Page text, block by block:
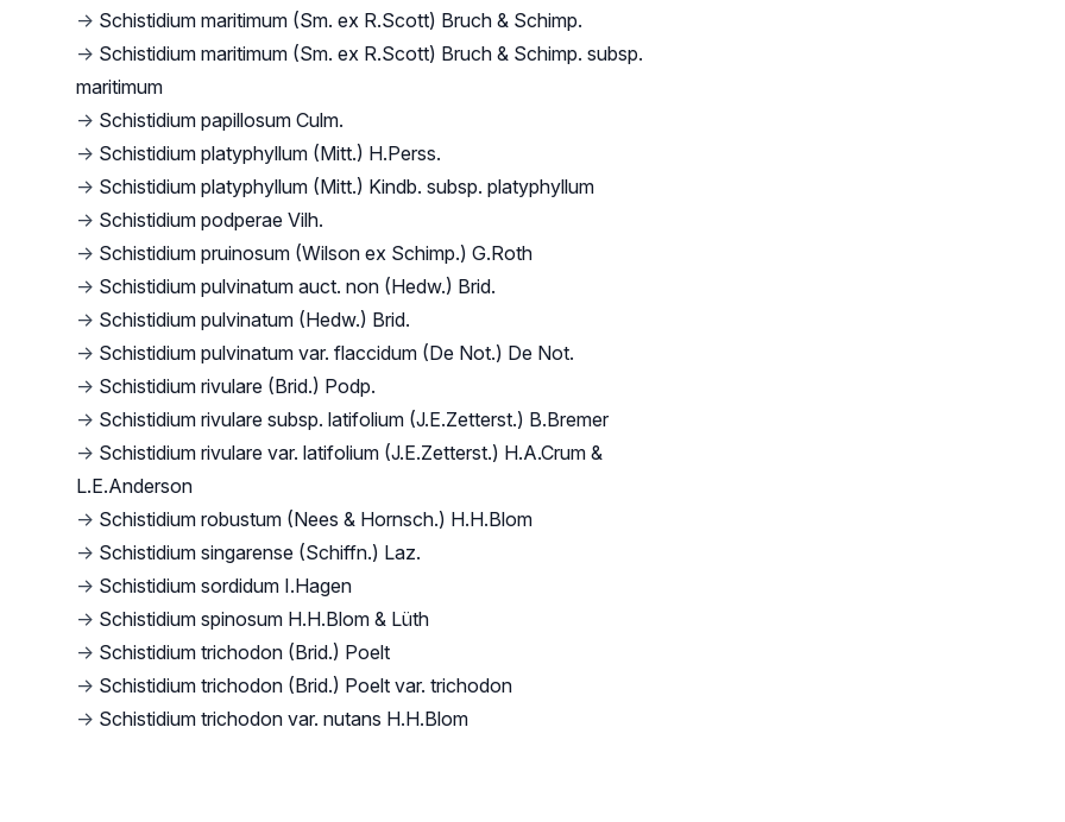
→ Schistidium maritimum (Sm. ex R.Scott) Bruch & Schimp.
→ Schistidium maritimum (Sm. ex R.Scott) Bruch & Schimp. subsp.
maritimum
→ Schistidium papillosum Culm.
→ Schistidium platyphyllum (Mitt.) H.Perss.
→ Schistidium platyphyllum (Mitt.) Kindb. subsp. platyphyllum
→ Schistidium podperae Vilh.
→ Schistidium pruinosum (Wilson ex Schimp.) G.Roth
→ Schistidium pulvinatum auct. non (Hedw.) Brid.
→ Schistidium pulvinatum (Hedw.) Brid.
→ Schistidium pulvinatum var. flaccidum (De Not.) De Not.
→ Schistidium rivulare (Brid.) Podp.
→ Schistidium rivulare subsp. latifolium (J.E.Zetterst.) B.Bremer
→ Schistidium rivulare var. latifolium (J.E.Zetterst.) H.A.Crum &
L.E.Anderson
→ Schistidium robustum (Nees & Hornsch.) H.H.Blom
→ Schistidium singarense (Schiffn.) Laz.
→ Schistidium sordidum I.Hagen
→ Schistidium spinosum H.H.Blom & Lüth
→ Schistidium trichodon (Brid.) Poelt
→ Schistidium trichodon (Brid.) Poelt var. trichodon
→ Schistidium trichodon var. nutans H.H.Blom